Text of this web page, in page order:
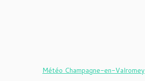
Météo Champagne-en-Valromey